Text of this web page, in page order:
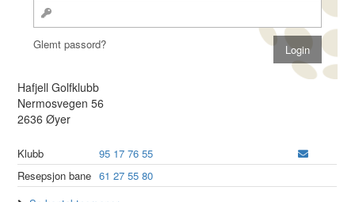
Glemt passord?
Hafjell Golfklubb
Nermosvegen 56
2636 Øyer
Klubb
95 17 76 55
Resepsjon bane 61 27 55 80